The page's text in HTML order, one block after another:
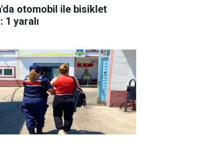
otomobil ile bisiklet
1 yaralı